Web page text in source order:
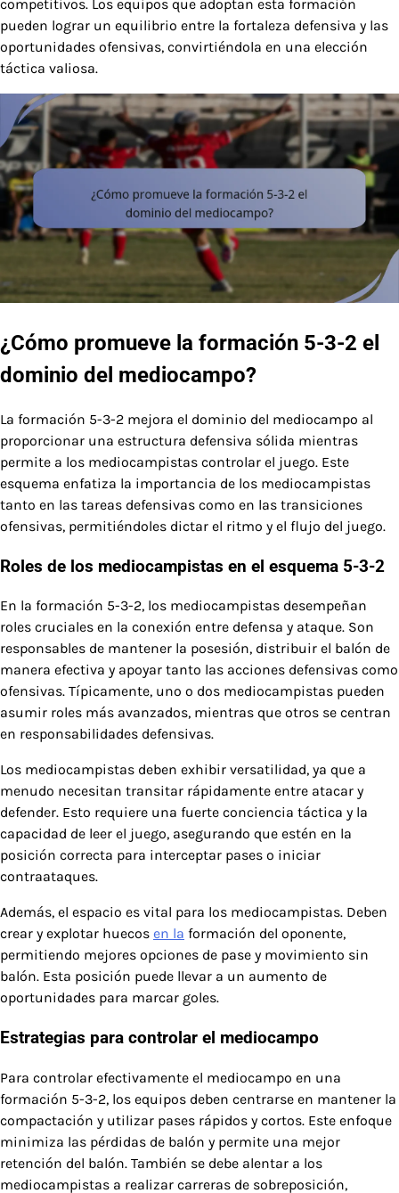
competitivos. Los equipos que adoptan esta formación
pueden lograr un equilibrio entre la fortaleza defensiva y las
oportunidades ofensivas, convirtiéndola en una elección
táctica valiosa.
¿Cómo promueve la formación 5-3-2 el
dominio del mediocampo?
La formación 5-3-2 mejora el dominio del mediocampo al
proporcionar una estructura defensiva sólida mientras
permite a los mediocampistas controlar el juego. Este
esquema enfatiza la importancia de los mediocampistas
tanto en las tareas defensivas como en las transiciones
ofensivas, permitiéndoles dictar el ritmo y el flujo del juego.
Roles de los mediocampistas en el esquema 5-3-2
En la formación 5-3-2, los mediocampistas desempeñan
roles cruciales en la conexión entre defensa y ataque. Son
responsables de mantener la posesión, distribuir el balón de
manera efectiva y apoyar tanto las acciones defensivas como
ofensivas. Típicamente, uno o dos mediocampistas pueden
asumir roles más avanzados, mientras que otros se centran
en responsabilidades defensivas.
Los mediocampistas deben exhibir versatilidad, ya que a
menudo necesitan transitar rápidamente entre atacar y
defender. Esto requiere una fuerte conciencia táctica y la
capacidad de leer el juego, asegurando que estén en la
posición correcta para interceptar pases o iniciar
contraataques.
Además, el espacio es vital para los mediocampistas. Deben
crear y explotar huecos en la formación del oponente,
permitiendo mejores opciones de pase y movimiento sin
balón. Esta posición puede llevar a un aumento de
oportunidades para marcar goles.
Estrategias para controlar el mediocampo
Para controlar efectivamente el mediocampo en una
formación 5-3-2, los equipos deben centrarse en mantener la
compactación y utilizar pases rápidos y cortos. Este enfoque
minimiza las pérdidas de balón y permite una mejor
retención del balón. También se debe alentar a los
mediocampistas a realizar carreras de sobreposición,